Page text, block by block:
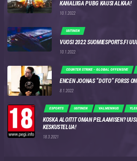
KANALIIGA PUBG KAUSI ALKAA!
10.1.2022
UUTINEN
VUOSI 2022 SUOMIESPORTS.FI
10.1.2022
COUNTER STRIKE - GLOBAL OFFENSIVE
ENCEN JOONAS “DOTO” FORSS
8.1.2022
ESPORTS UUTINEN VALMENNUS
KOSKA ALOITIT OMAN PELAAMISEN?
KESKUSTELUA!
18.3.2021